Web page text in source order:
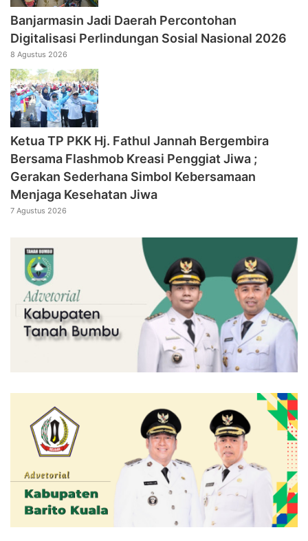
Banjarmasin Jadi Daerah Percontohan
Digitalisasi Perlindungan Sosial Nasional 2026
8 Agustus 2026
‎Ketua TP PKK Hj. Fathul Jannah Bergembira
Bersama Flashmob Kreasi Penggiat Jiwa ;
Gerakan Sederhana Simbol Kebersamaan
Menjaga Kesehatan Jiwa
7 Agustus 2026